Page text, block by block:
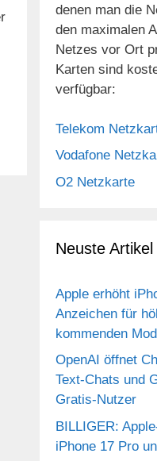
denen man die
den maximalen
Netzes vor Ort
Karten sind
verfügbar:
Telekom
Vodafone
O2 Netzkarte
Neuste Artikel
Apple erhöht
Anzeichen für
kommenden
OpenAI öffnet
Text-Chats und
Gratis-Nutzer
BILLIGER:
iPhone 17 Pro